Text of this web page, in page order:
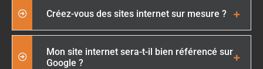
Créez-vous des sites internet sur mesure ?
Mon site internet sera-t-il bien référencé sur
Google ?